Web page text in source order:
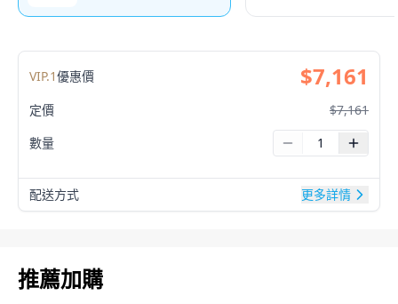
VIP.1優惠價 $7,161
定價 $7,161
數量
配送方式 更多詳情
推薦加購